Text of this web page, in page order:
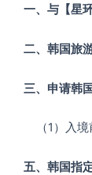
一、与【星
二、韩国旅
三、申请韩
（1）入境
五、韩国指